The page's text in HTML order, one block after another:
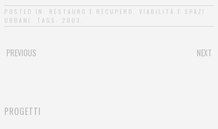
POSTED IN: RESTAURO E RECUPERO
VIABILITÀ E SPAZI
URBANI
. TAGS: 2003
PREVIOUS NEXT
PROGETTI